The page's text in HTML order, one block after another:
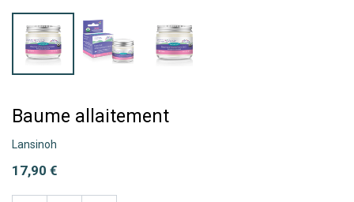
Baume allaitement
Lansinoh
17,90 €